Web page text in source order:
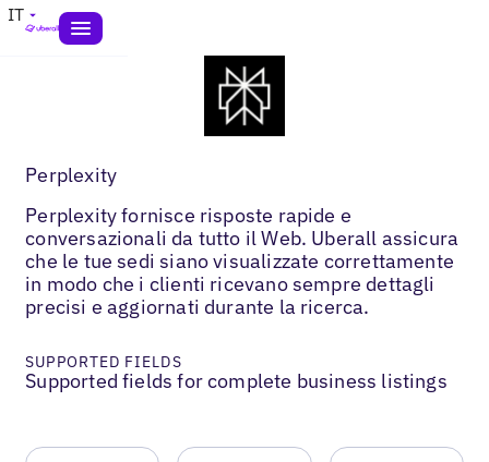
IT
Perplexity
Perplexity fornisce risposte rapide e
conversazionali da tutto il Web. Uberall assicura
che le tue sedi siano visualizzate correttamente
in modo che i clienti ricevano sempre dettagli
precisi e aggiornati durante la ricerca.
SUPPORTED FIELDS
Supported fields for complete business listings